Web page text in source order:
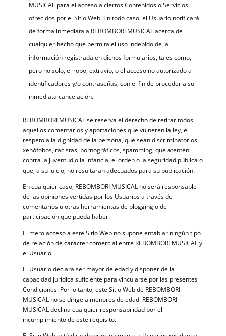
MUSICAL para el acceso a ciertos Contenidos o Servicios
ofrecidos por el Sitio Web. En todo caso, el Usuario notificará
de forma inmediata a REBOMBORI MUSICAL acerca de
cualquier hecho que permita el uso indebido de la
información registrada en dichos formularios, tales como,
pero no solo, el robo, extravío, o el acceso no autorizado a
identificadores y/o contraseñas, con el fin de proceder a su
inmediata cancelación.
REBOMBORI MUSICAL se reserva el derecho de retirar todos
aquellos comentarios y aportaciones que vulneren la ley, el
respeto a la dignidad de la persona, que sean discriminatorios,
xenófobos, racistas, pornográficos, spamming, que atenten
contra la juventud o la infancia, el orden o la seguridad pública o
que, a su juicio, no resultaran adecuados para su publicación.
En cualquier caso, REBOMBORI MUSICAL no será responsable
de las opiniones vertidas por los Usuarios a través de
comentarios u otras herramientas de blogging o de
participación que pueda haber.
El mero acceso a este Sitio Web no supone entablar ningún tipo
de relación de carácter comercial entre REBOMBORI MUSICAL y
el Usuario.
El Usuario declara ser mayor de edad y disponer de la
capacidad jurídica suficiente para vincularse por las presentes
Condiciones. Por lo tanto, este Sitio Web de REBOMBORI
MUSICAL no se dirige a menores de edad. REBOMBORI
MUSICAL declina cualquier responsabilidad por el
incumplimiento de este requisito.